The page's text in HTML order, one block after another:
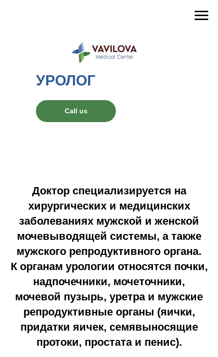
УРОЛОГ
Call us
Доктор специализируется на
хирургических и медицинских
заболеваниях мужской и женской
мочевыводящей системы, а также
мужского репродуктивного органа.
К органам урологии относятся почки,
надпочечники, мочеточники,
мочевой пузырь, уретра и мужские
репродуктивные органы (яички,
придатки яичек, семявыносящие
протоки, простата и пенис).